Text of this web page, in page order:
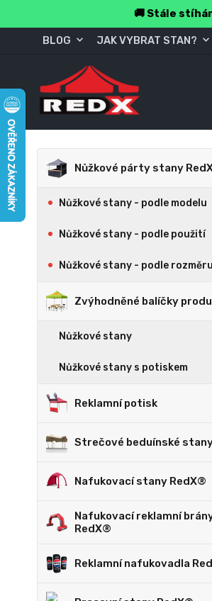
🚚 Stále
BLOG JAK VYBRAT STAN?
Nůžkové párty stany
Nůžkové stany - podle modelu
Nůžkové stany - podle použití
Nůžkové stany - podle rozměru
Zvýhodněné balíčky
Nůžkové stany
Nůžkové stany s potiskem
Reklamní potisk
Strečové beduínské
Nafukovací stany RedX®
Nafukovací reklamní
RedX®
Reklamní nafukovadla